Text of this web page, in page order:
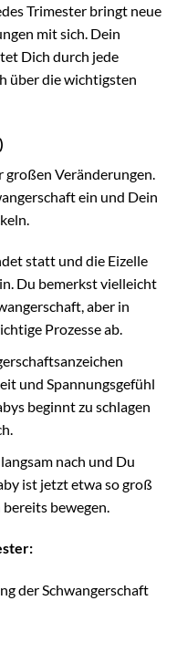
Trimester bringt neue
mit sich. Dein
Dich durch jede
über die wichtigsten
Veränderungen.
ein und Dein
statt und die Eizelle
Du bemerkst vielleicht
aber in
Prozesse ab.
und Spannungsgefühl
beginnt zu schlagen
nach und Du
ist jetzt etwa so groß
bewegen.
der Schwangerschaft